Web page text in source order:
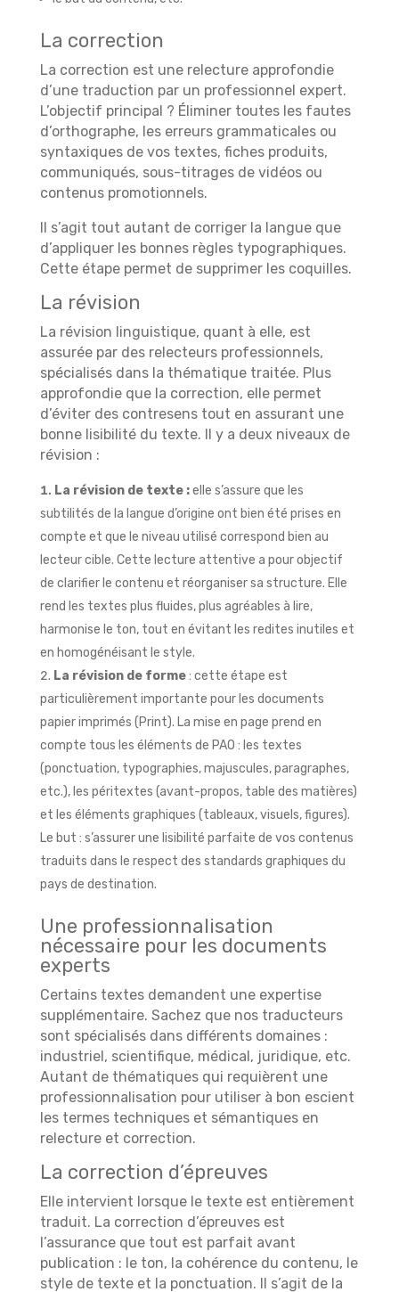
La correction
La correction est une relecture approfondie
d’une traduction par un professionnel expert.
L’objectif principal ? Éliminer toutes les fautes
d’orthographe, les erreurs grammaticales ou
syntaxiques de vos textes, fiches produits,
communiqués, sous-titrages de vidéos ou
contenus promotionnels.
Il s’agit tout autant de corriger la langue que
d’appliquer les bonnes règles typographiques.
Cette étape permet de supprimer les coquilles.
La révision
La révision linguistique, quant à elle, est
assurée par des relecteurs professionnels,
spécialisés dans la thématique traitée. Plus
approfondie que la correction, elle permet
d’éviter des contresens tout en assurant une
bonne lisibilité du texte. Il y a deux niveaux de
révision :
La révision de texte :elle s’assure que les
subtilités de la langue d’origine ont bien été prises en
compte et que le niveau utilisé correspond bien au
lecteur cible. Cette lecture attentive a pour objectif
de clarifier le contenu et réorganiser sa structure. Elle
rend les textes plus fluides, plus agréables à lire,
harmonise le ton, tout en évitant les redites inutiles et
en homogénéisant le style.
La révision de forme: cette étape est
particulièrement importante pour les documents
papier imprimés (Print). La mise en page prend en
compte tous les éléments de PAO : les textes
(ponctuation, typographies, majuscules, paragraphes,
etc.), les péritextes (avant-propos, table des matières)
et les éléments graphiques (tableaux, visuels, figures).
Le but : s’assurer une lisibilité parfaite de vos contenus
traduits dans le respect des standards graphiques du
pays de destination.
Une professionnalisation
nécessaire pour les documents
experts
Certains textes demandent une expertise
supplémentaire. Sachez que nos traducteurs
sont spécialisés dans différents domaines :
industriel, scientifique, médical, juridique, etc.
Autant de thématiques qui requièrent une
professionnalisation pour utiliser à bon escient
les termes techniques et sémantiques en
relecture et correction.
La correction d’épreuves
Elle intervient lorsque le texte est entièrement
traduit. La correction d’épreuves est
l’assurance que tout est parfait avant
publication : le ton, la cohérence du contenu, le
style de texte et la ponctuation. Il s’agit de la